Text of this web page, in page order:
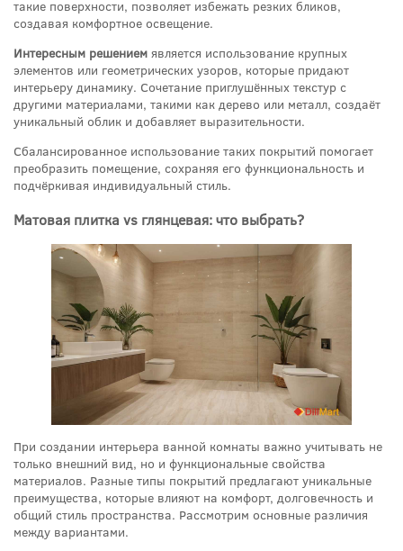
такие поверхности, позволяет избежать резких бликов,
создавая комфортное освещение.
Интересным решением является использование крупных
элементов или геометрических узоров, которые придают
интерьеру динамику. Сочетание приглушённых текстур с
другими материалами, такими как дерево или металл, создаёт
уникальный облик и добавляет выразительности.
Сбалансированное использование таких покрытий помогает
преобразить помещение, сохраняя его функциональность и
подчёркивая индивидуальный стиль.
Матовая плитка vs глянцевая: что выбрать?
При создании интерьера ванной комнаты важно учитывать не
только внешний вид, но и функциональные свойства
материалов. Разные типы покрытий предлагают уникальные
преимущества, которые влияют на комфорт, долговечность и
общий стиль пространства. Рассмотрим основные различия
между вариантами.